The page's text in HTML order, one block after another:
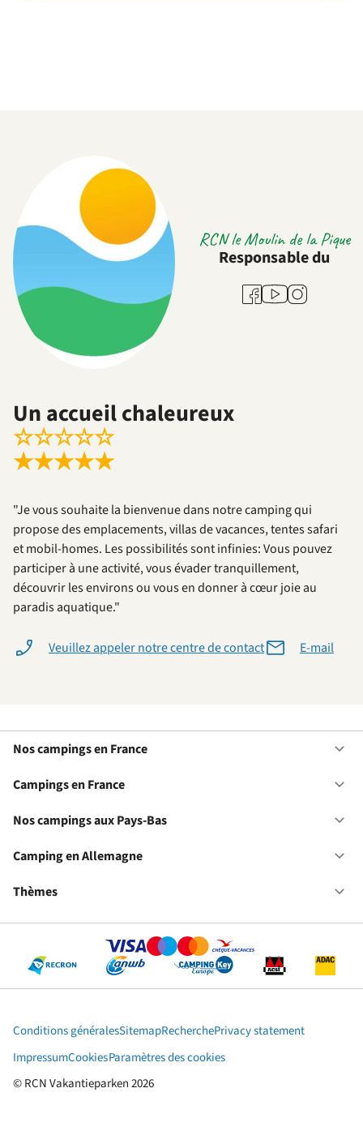
RCN le Moulin de la Pique
Responsable du
Facebook
YoutubeInstagram
Un accueil chaleureux
☆☆☆☆☆
★★★★★
"Je vous souhaite la bienvenue dans notre camping qui
propose des emplacements, villas de vacances, tentes safari
et mobil-homes. Les possibilités sont infinies: Vous pouvez
participer à une activité, vous évader tranquillement,
découvrir les environs ou vous en donner à cœur joie au
paradis aquatique."
Veuillez appeler notre centre de contact E-mail
Nos campings en France
Campings en France
Nos campings aux Pays-Bas
Camping en Allemagne
Thèmes
© RCN Vakantieparken 2026
Conditions généralesSitemapRecherchePrivacy statement
ImpressumCookiesParamètres des cookies